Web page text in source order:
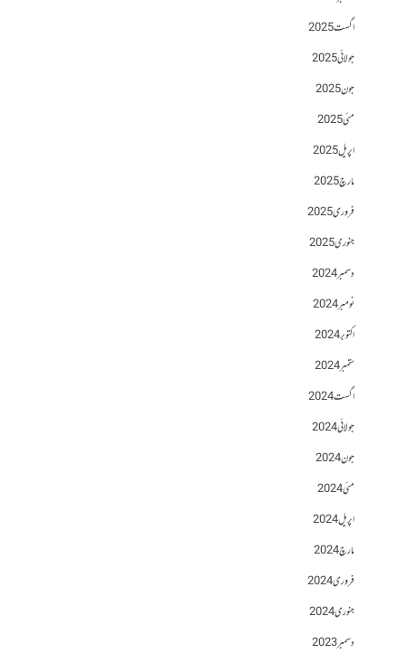
اگست 2025
جولائی 2025
جون 2025
مئی 2025
اپریل 2025
مارچ 2025
فروری 2025
جنوری 2025
دسمبر 2024
نومبر 2024
اکتوبر 2024
ستمبر 2024
اگست 2024
جولائی 2024
جون 2024
مئی 2024
اپریل 2024
مارچ 2024
فروری 2024
جنوری 2024
دسمبر 2023